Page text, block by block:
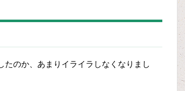
たのか、あまりイライラしなくなりまし